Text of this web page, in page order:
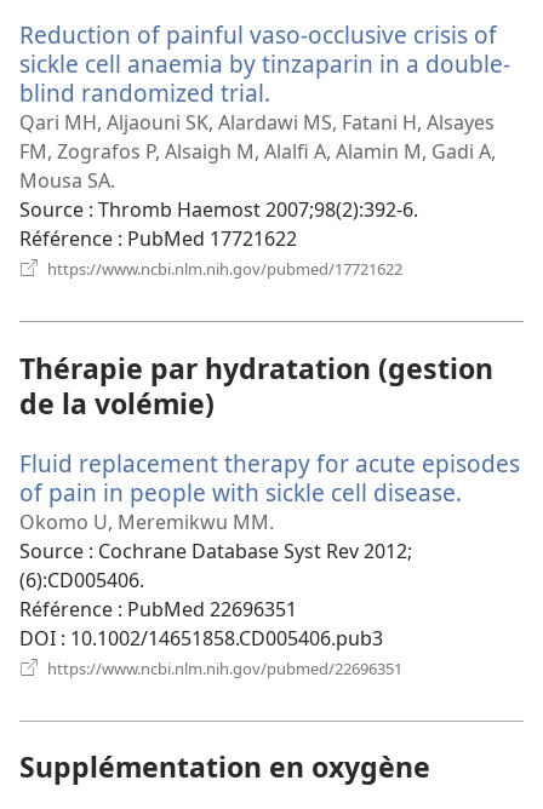
fenêtre)
Reduction of painful vaso-occlusive crisis of
sickle cell anaemia by tinzaparin in a double-
blind randomized trial.
une
nouvelle
Qari MH, Aljaouni SK, Alardawi MS, Fatani H, Alsayes
FM, Zografos P, Alsaigh M, Alalfi A, Alamin M, Gadi A,
Mousa SA.
Source ‎: Thromb Haemost 2007;98(2):392-6.
Référence ‎: PubMed 17721622
https://www.ncbi.nlm.nih.gov/pubmed/17721622
Thérapie par hydratation (gestion
de la volémie)
Fluid replacement therapy for acute episodes
of pain in people with sickle cell disease.
Okomo U, Meremikwu MM.
Source ‎: Cochrane Database Syst Rev 2012;
(6):CD005406.
Référence ‎: PubMed 22696351
DOI ‎: 10.1002/14651858.CD005406.pub3
https://www.ncbi.nlm.nih.gov/pubmed/22696351
Supplémentation en oxygène